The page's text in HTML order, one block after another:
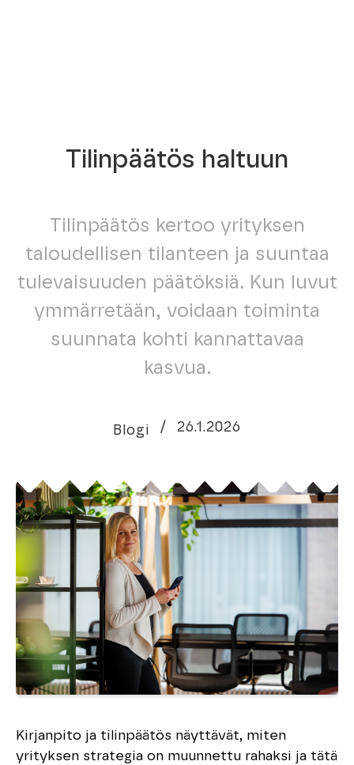
Tilinpäätös haltuun
Tilinpäätös kertoo yrityksen
taloudellisen tilanteen ja suuntaa
tulevaisuuden päätöksiä. Kun luvut
ymmärretään, voidaan toiminta
suunnata kohti kannattavaa
kasvua.
Blogi / 26.1.2026
Kirjanpito ja tilinpäätös näyttävät, miten
yrityksen strategia on muunnettu rahaksi ja tätä